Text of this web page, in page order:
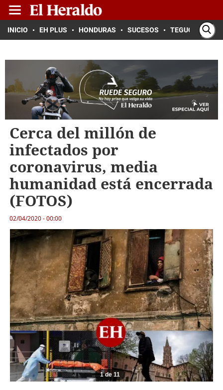
INICIO EH PLUS HONDURAS SUCESOS TEGUCIGALPA
Cerca del millón de
infectados por
coronavirus, media
humanidad está encerrada
(FOTOS)
02/04/2020 - 00:00
1 de 11